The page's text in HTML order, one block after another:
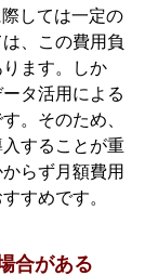
しては一定の
、この費用負
ます。しか
タ活用による
。そのため、
することが重
らず月額費用
すめです。
合がある